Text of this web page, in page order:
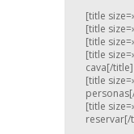
[title
[title
[title
[title
cava[/title]
[title
[title
reservar[/